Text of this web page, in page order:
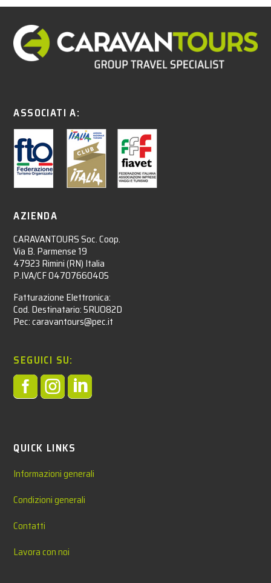
ASSOCIATI A:
AZIENDA
CARAVANTOURS Soc. Coop.
Via B. Parmense 19
47923 Rimini (RN) Italia
P.IVA/CF 04707660405
Fatturazione Elettronica:
Cod. Destinatario: 5RUO82D
Pec: caravantours@pec.it
SEGUICI SU:

QUICK LINKS
Informazioni generali
Condizioni generali
Contatti
Lavora con noi